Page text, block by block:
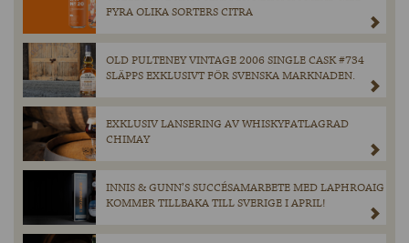
FYRA OLIKA SORTERS CITRA
OLD PULTENEY VINTAGE 2006 SINGLE CASK #734
SLÄPPS EXKLUSIVT FÖR SVENSKA MARKNADEN.
EXKLUSIV LANSERING AV WHISKYFATLAGRAD
CHIMAY
INNIS & GUNN’S SUCCÉSAMARBETE MED LAPHROAIG
KOMMER TILLBAKA TILL SVERIGE I APRIL!